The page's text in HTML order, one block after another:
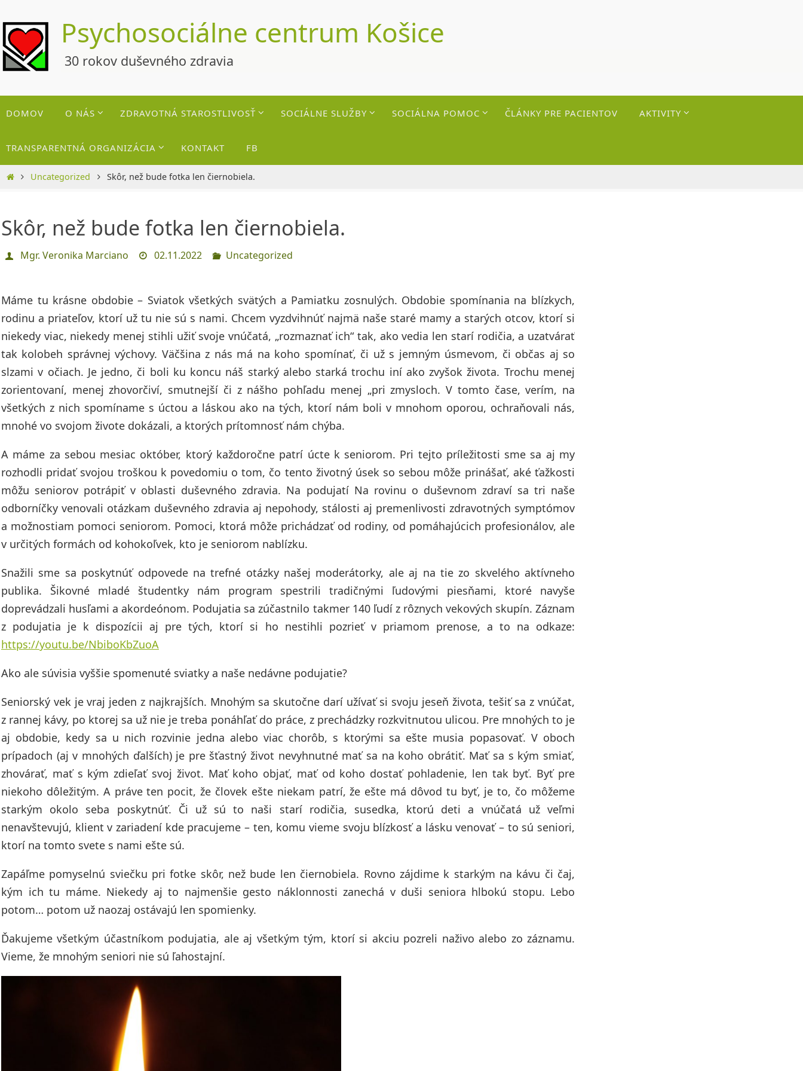
to
content
Psychosociálne centrum Košice
30 rokov duševného zdravia
toDOMOV O NÁS ZDRAVOTNÁ STAROSTLIVOSŤ SOCIÁLNE SLUŽBY SOCIÁLNA POMOC ČLÁNKY PRE PACIENTOV AKTIVITY
TRANSPARENTNÁ ORGANIZÁCIA KONTAKT FB
HomeUncategorized Skôr, než bude fotka len čiernobiela.
Skôr, než bude fotka len čiernobiela.
Mgr. Veronika Marciano 02.11.2022 Uncategorized
Máme tu krásne obdobie – Sviatok všetkých svätých a Pamiatku zosnulých. Obdobie spomínania na blízkych,
rodinu a priateľov, ktorí už tu nie sú s nami. Chcem vyzdvihnúť najmä naše staré mamy a starých otcov, ktorí si
niekedy viac, niekedy menej stihli užiť svoje vnúčatá, „rozmaznať ich“ tak, ako vedia len starí rodičia, a uzatvárať
tak kolobeh správnej výchovy. Väčšina z nás má na koho spomínať, či už s jemným úsmevom, či občas aj so
slzami v očiach. Je jedno, či boli ku koncu náš starký alebo starká trochu iní ako zvyšok života. Trochu menej
zorientovaní, menej zhovorčiví, smutnejší či z nášho pohľadu menej „pri zmysloch. V tomto čase, verím, na
všetkých z nich spomíname s úctou a láskou ako na tých, ktorí nám boli v mnohom oporou, ochraňovali nás,
mnohé vo svojom živote dokázali, a ktorých prítomnosť nám chýba.
A máme za sebou mesiac október, ktorý každoročne patrí úcte k seniorom. Pri tejto príležitosti sme sa aj my
rozhodli pridať svojou troškou k povedomiu o tom, čo tento životný úsek so sebou môže prinášať, aké ťažkosti
môžu seniorov potrápiť v oblasti duševného zdravia. Na podujatí Na rovinu o duševnom zdraví sa tri naše
odborníčky venovali otázkam duševného zdravia aj nepohody, stálosti aj premenlivosti zdravotných symptómov
a možnostiam pomoci seniorom. Pomoci, ktorá môže prichádzať od rodiny, od pomáhajúcich profesionálov, ale
v určitých formách od kohokoľvek, kto je seniorom nablízku.
Snažili sme sa poskytnúť odpovede na trefné otázky našej moderátorky, ale aj na tie zo skvelého aktívneho
publika. Šikovné mladé študentky nám program spestrili tradičnými ľudovými piesňami, ktoré navyše
doprevádzali husľami a akordeónom. Podujatia sa zúčastnilo takmer 140 ľudí z rôznych vekových skupín. Záznam
z podujatia je k dispozícii aj pre tých, ktorí si ho nestihli pozrieť v priamom prenose, a to na odkaze:
https://youtu.be/NbiboKbZuoA
Ako ale súvisia vyššie spomenuté sviatky a naše nedávne podujatie?
Seniorský vek je vraj jeden z najkrajších. Mnohým sa skutočne darí užívať si svoju jeseň života, tešiť sa z vnúčat,
z rannej kávy, po ktorej sa už nie je treba ponáhľať do práce, z prechádzky rozkvitnutou ulicou. Pre mnohých to je
aj obdobie, kedy sa u nich rozvinie jedna alebo viac chorôb, s ktorými sa ešte musia popasovať. V oboch
prípadoch (aj v mnohých ďalších) je pre šťastný život nevyhnutné mať sa na koho obrátiť. Mať sa s kým smiať,
zhovárať, mať s kým zdieľať svoj život. Mať koho objať, mať od koho dostať pohladenie, len tak byť. Byť pre
niekoho dôležitým. A práve ten pocit, že človek ešte niekam patrí, že ešte má dôvod tu byť, je to, čo môžeme
starkým okolo seba poskytnúť. Či už sú to naši starí rodičia, susedka, ktorú deti a vnúčatá už veľmi
nenavštevujú, klient v zariadení kde pracujeme – ten, komu vieme svoju blízkosť a lásku venovať – to sú seniori,
ktorí na tomto svete s nami ešte sú.
Zapáľme pomyselnú sviečku pri fotke skôr, než bude len čiernobiela. Rovno zájdime k starkým na kávu či čaj,
kým ich tu máme. Niekedy aj to najmenšie gesto náklonnosti zanechá v duši seniora hlbokú stopu. Lebo
potom… potom už naozaj ostávajú len spomienky.
Ďakujeme všetkým účastníkom podujatia, ale aj všetkým tým, ktorí si akciu pozreli naživo alebo zo záznamu.
Vieme, že mnohým seniori nie sú ľahostajní.